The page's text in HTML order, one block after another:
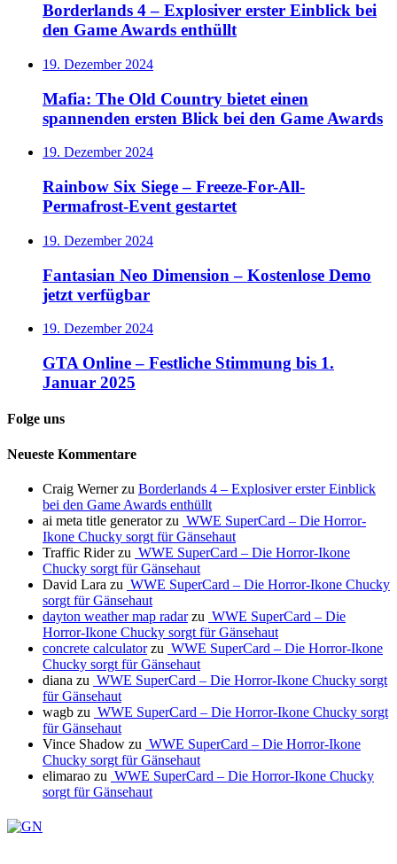
Borderlands 4 – Explosiver erster Einblick bei
den Game Awards enthüllt
19. Dezember 2024
Mafia: The Old Country bietet einen
spannenden ersten Blick bei den Game Awards
19. Dezember 2024
Rainbow Six Siege – Freeze-For-All-
Permafrost-Event gestartet
19. Dezember 2024
Fantasian Neo Dimension – Kostenlose Demo
jetzt verfügbar
19. Dezember 2024
GTA Online – Festliche Stimmung bis 1.
Januar 2025
Folge uns
Neueste Kommentare
Craig Wernerzu Borderlands 4 – Explosiver erster Einblick
bei den Game Awards enthüllt
ai meta title generatorzu WWE SuperCard – Die Horror-
Ikone Chucky sorgt für Gänsehaut
Traffic Riderzu WWE SuperCard – Die Horror-Ikone
Chucky sorgt für Gänsehaut
David Lara zu WWE SuperCard – Die Horror-Ikone Chucky
sorgt für Gänsehaut
dayton weather map radarzu WWE SuperCard – Die
Horror-Ikone Chucky sorgt für Gänsehaut
concrete calculatorzu WWE SuperCard – Die Horror-Ikone
Chucky sorgt für Gänsehaut
diana zu WWE SuperCard – Die Horror-Ikone Chucky sorgt
für Gänsehaut
wagb zu WWE SuperCard – Die Horror-Ikone Chucky sorgt
für Gänsehaut
Vince Shadow zu WWE SuperCard – Die Horror-Ikone
Chucky sorgt für Gänsehaut
elimarao zu WWE SuperCard – Die Horror-Ikone Chucky
sorgt für Gänsehaut